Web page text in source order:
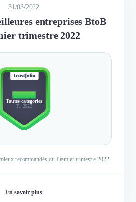
31/03/2022
entreprises BtoB
trimestre 2022
TOP 10
Toutes catégories
T1 2022
recommandés du Premier trimestre 2022
En savoir plus